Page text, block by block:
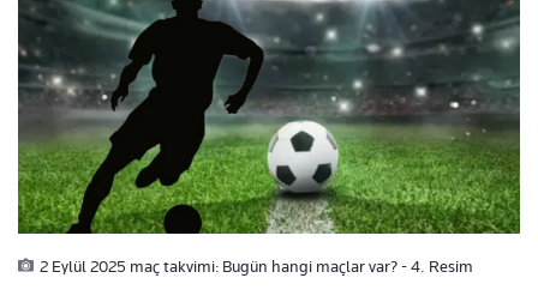
2 Eylül 2025 maç takvimi: Bugün hangi maçlar var? - 4. Resim